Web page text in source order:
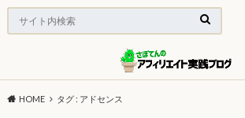
HOME タグ : アドセンス